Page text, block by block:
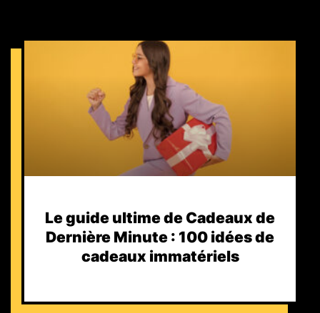
Le guide ultime de Cadeaux de
Dernière Minute : 100 idées de
cadeaux immatériels